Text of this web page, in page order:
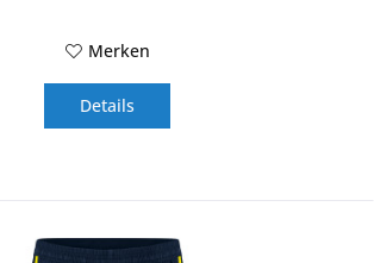
Merken
Details